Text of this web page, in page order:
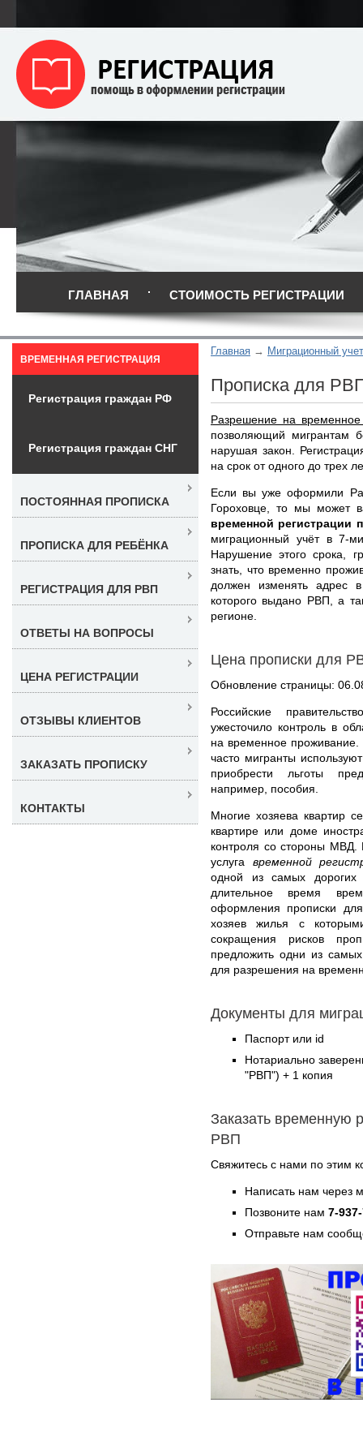
ГЛАВНАЯ СТОИМОСТЬ РЕГИСТРАЦИИ
Главная Миграционный
Прописка для
Разрешение на
позволяющий мигрантам
нарушая закон.
на срок от одного до трех
Если вы уже оформили
Гороховце, то мы может
временной регистрации
миграционный учёт в 7-
Нарушение этого срока,
знать, что временно
должен изменять адрес
которого выдано РВП, а
регионе.
Цена прописки для
Обновление страницы:
Российские
ужесточило контроль в
на временное проживание.
часто мигранты
приобрести льготы
например, пособия.
Многие хозяева квартир
квартире или доме
контроля со стороны МВД.
услуга временной
одной из самых
длительное время
оформления прописки
хозяев жилья с
сокращения рисков
предложить одни из
для разрешения на
Документы для
Паспорт или id
Нотариально
"РВП") + 1 копия
Заказать временную
РВП
Свяжитесь с нами по этим
Написать нам через
Позвоните нам 7-
Отправьте нам
ВРЕМЕННАЯ РЕГИСТРАЦИЯ
Регистрация граждан РФ
Регистрация граждан СНГ
ПОСТОЯННАЯ ПРОПИСКА
ПРОПИСКА ДЛЯ РЕБЁНКА
РЕГИСТРАЦИЯ ДЛЯ РВП
ОТВЕТЫ НА ВОПРОСЫ
ЦЕНА РЕГИСТРАЦИИ
ОТЗЫВЫ КЛИЕНТОВ
ЗАКАЗАТЬ ПРОПИСКУ
КОНТАКТЫ